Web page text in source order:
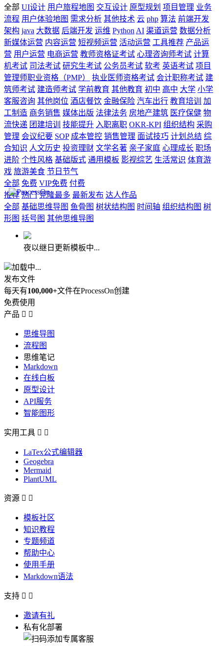
全部 UI设计 用户旅程地图 交互设计 原型规划 项目管理 业务
流程 用户体验地图 需求分析 其他技术 云 php 算法 前端开发
架构 java 大数据 后端开发 运维 Python AI 渠道运营 数据分析
新媒体运营 内容运营 短视频运营 活动运营 工具推荐 产品运
营 用户运营 电商运营 教师资格证考试 心理咨询师考试 计算
机考试 司法考试 研究生考试 公务员考试 软考 英语考试 项目
管理师职业资格（PMP）
执业医师资格考试 会计职称考试 建
筑师考试 建造师考试 学前教育 其他教育 初中 高中 大学 小学
客服咨询 其他岗位 酒店餐饮 金融保险 汽车出行 教育培训
加
工制造 商务销售 媒体出版 法律法务 房地产建筑 医疗保健 物
流快递 团建培训 技能提升 入职离职 OKR-KPI 组织结构 采购
管理 会议纪要 SOP 成本管控 销售管理 面试技巧 计划总结 综
合知识 人文历史 投资理财 文学名著 亲子家庭 心理成长 职场
进阶 个性风格 基础版式 通用模板 影视综艺 生活常识 体育游
戏 旅游美食 节日节气
全部 免费 VIP免费 付费
推荐 热门 克隆最多 最新发布 达人作品
全部 基础思维导图 鱼骨图 树状结构图 时间轴 组织结构图 树
形图 括号图 其他思维导图
夜以继日更新模板中...
加载中...
发布文件
每天有100,000+文件在ProcessOn创建
免费使用
产品  
思维导图
流程图
思维笔记
Markdown
在线白板
原型设计
API服务
智能图形
实用工具  
LaTex公式编辑器
Geogebra
Mermaid
PlantUML
资源  
模板社区
知识教程
专题频道
帮助中心
使用手册
Markdown语法
支持  
邀请有礼
私有化部署